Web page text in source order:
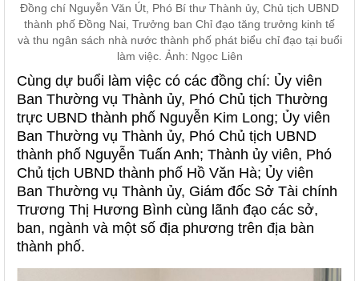
Đồng chí Nguyễn Văn Út, Phó Bí thư Thành ủy, Chủ tịch UBND
thành phố Đồng Nai, Trưởng ban Chỉ đạo tăng trưởng kinh tế
và thu ngân sách nhà nước thành phố phát biểu chỉ đạo tại buổi
làm việc. Ảnh: Ngọc Liên
Cùng dự buổi làm việc có các đồng chí: Ủy viên
Ban Thường vụ Thành ủy, Phó Chủ tịch Thường
trực UBND thành phố Nguyễn Kim Long; Ủy viên
Ban Thường vụ Thành ủy, Phó Chủ tịch UBND
thành phố Nguyễn Tuấn Anh; Thành ủy viên, Phó
Chủ tịch UBND thành phố Hồ Văn Hà; Ủy viên
Ban Thường vụ Thành ủy, Giám đốc Sở Tài chính
Trương Thị Hương Bình cùng lãnh đạo các sở,
ban, ngành và một số địa phương trên địa bàn
thành phố.